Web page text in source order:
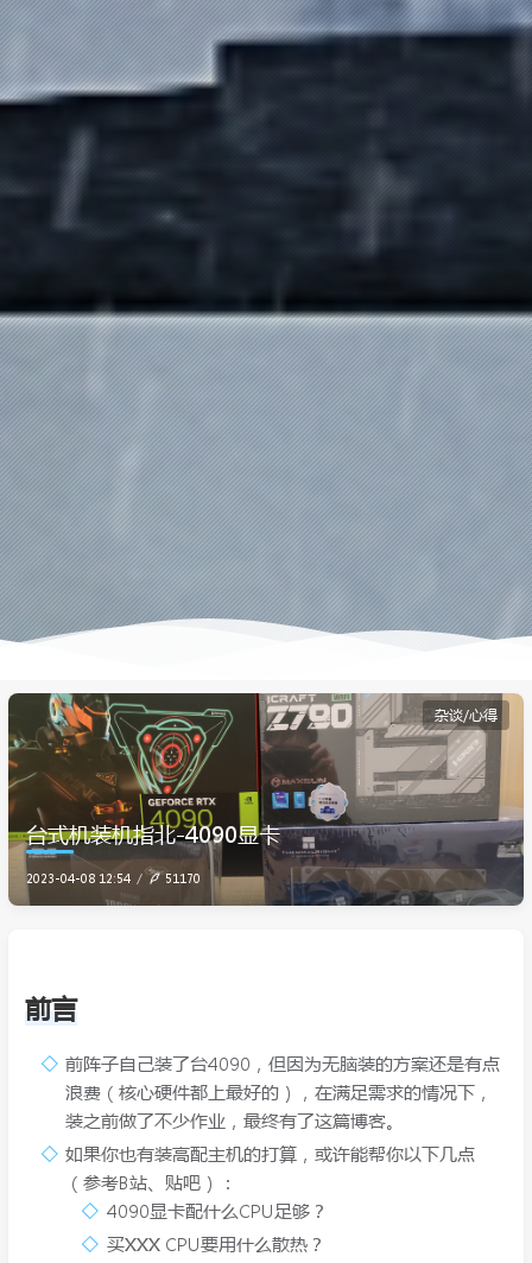
杂谈/心得
台式机装机指北-4090显卡
2023-04-08 12:54 51170
前言
前阵子自己装了台4090，但因为无脑装的方案还是有点
浪费（核心硬件都上最好的），在满足需求的情况下，
装之前做了不少作业，最终有了这篇博客。
如果你也有装高配主机的打算，或许能帮你以下几点
（参考B站、贴吧）：
4090显卡配什么CPU足够？
买XXX CPU要用什么散热？